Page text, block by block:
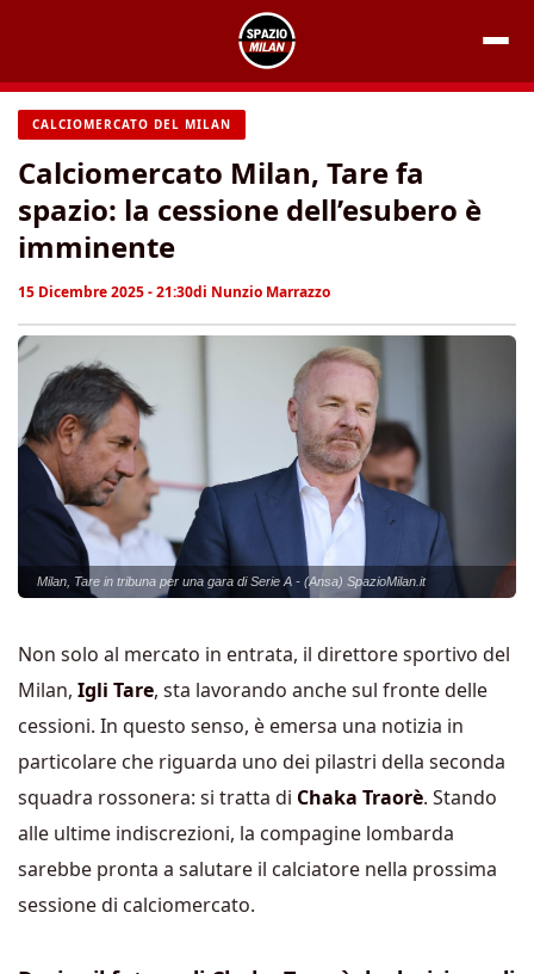
contenuto
CALCIOMERCATO DEL MILAN
Calciomercato Milan, Tare fa
spazio: la cessione dell’esubero è
imminente
15 Dicembre 2025 - 21:30di Nunzio Marrazzo
Milan, Tare in tribuna per una gara di Serie A - (Ansa) SpazioMilan.it
Non solo al mercato in entrata, il direttore sportivo del
Milan, Igli Tare, sta lavorando anche sul fronte delle
cessioni. In questo senso, è emersa una notizia in
particolare che riguarda uno dei pilastri della seconda
squadra rossonera: si tratta di Chaka Traorè. Stando
alle ultime indiscrezioni, la compagine lombarda
sarebbe pronta a salutare il calciatore nella prossima
sessione di calciomercato.